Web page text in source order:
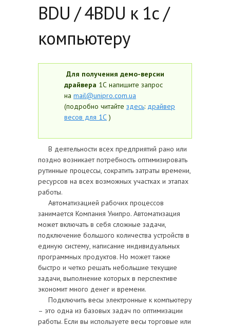
BDU / 4BDU к 1с /
компьютеру
Для получения демо-версии
драйвера 1С напишите запрос
на mail@unipro.com.ua
(подробно читайте здесь: драйвер
весов для 1С )
В деятельности всех предприятий рано или
поздно возникает потребность оптимизировать
рутинные процессы, сократить затраты времени,
ресурсов на всех возможных участках и этапах
работы.
Автоматизацией рабочих процессов
занимается Компания Унипро. Автоматизация
может включать в себя сложные задачи,
подключение большого количества устройств в
единую систему, написание индивидуальных
программных продуктов. Но может также
быстро и четко решать небольшие текущие
задачи, выполнение которых в перспективе
экономит много денег и времени.
Подключить весы электронные к компьютеру
– это одна из базовых задач по оптимизации
работы. Если вы используете весы торговые или